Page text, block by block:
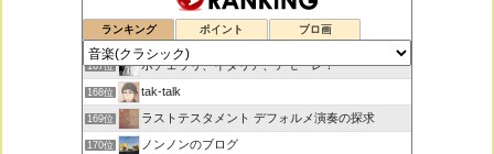
ランキング ポイント ブロ画
思えば遠くへ来たもんだ
166位 室内楽コンサート・レッスンいたします
167位 ボチェッリ、イタリア、アモーレ！
168位 tak-talk
169位 ラストテスタメント デフォルメ演奏の探求
170位 ノンノンのブログ